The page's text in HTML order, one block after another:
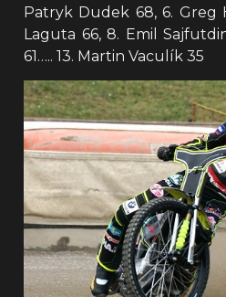
Patryk Dudek 68, 6. Greg
Laguta 66, 8. Emil
61….. 13. Martin Vaculík 35